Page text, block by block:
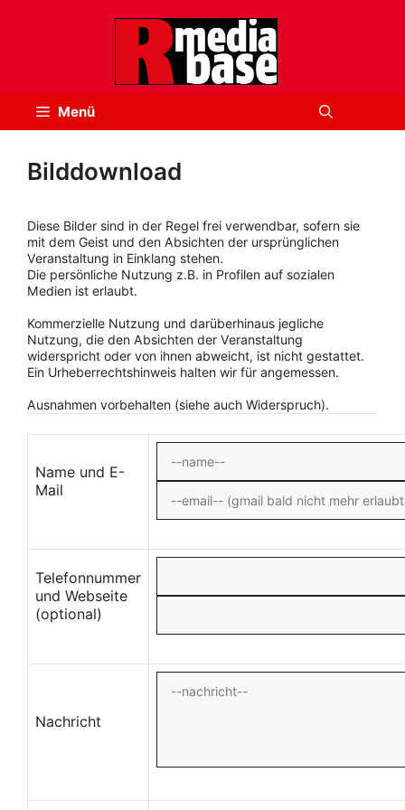
Menü
Bilddownload
Diese Bilder sind in der Regel frei verwendbar, sofern sie
mit dem Geist und den Absichten der ursprünglichen
Veranstaltung in Einklang stehen.
Die persönliche Nutzung z.B. in Profilen auf sozialen
Medien ist erlaubt.
Kommerzielle Nutzung und darüberhinaus jegliche
Nutzung, die den Absichten der Veranstaltung
widerspricht oder von ihnen abweicht, ist nicht gestattet.
Ein Urheberrechtshinweis halten wir für angemessen.
Ausnahmen vorbehalten (siehe auch Widerspruch).
Name und E-
Mail
Telefonnummer
und Webseite
(optional)
Nachricht